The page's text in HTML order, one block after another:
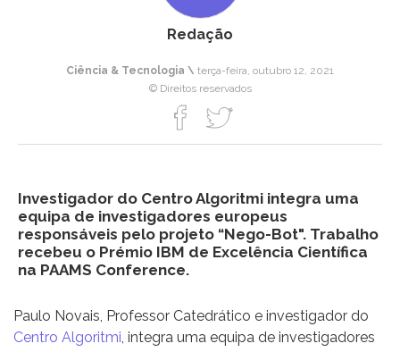
Redação
Ciência & Tecnologia \ terça-feira, outubro 12, 2021
© Direitos reservados
Investigador do Centro Algoritmi integra uma
equipa de investigadores europeus
responsáveis pelo projeto “Nego-Bot". Trabalho
recebeu o Prémio IBM de Excelência Científica
na PAAMS Conference.
Paulo Novais, Professor Catedrático e investigador do
Centro Algoritmi , integra uma equipa de investigadores